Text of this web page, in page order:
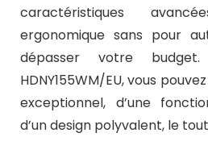
caractéristiques
ergonomique sans pour
dépasser votre
HDNY155WM/EU, vous
exceptionnel, d’une
d’un design polyvalent, le